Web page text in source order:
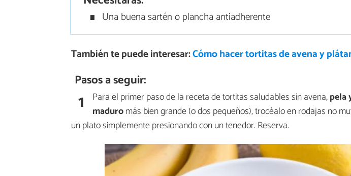
Una buena sartén o plancha antiadherente
También te puede interesar:Cómo hacer tortitas de avena y
Pasos a seguir:
1 Para el primer paso de la receta de tortitas saludables sin avena,pela
maduromás bien grande (o dos pequeños), trocéalo en rodajas no
un plato simplemente presionando con un tenedor. Reserva.